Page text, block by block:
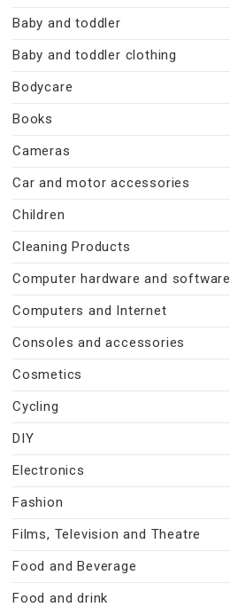
Baby and toddler
Baby and toddler clothing
Bodycare
Books
Cameras
Car and motor accessories
Children
Cleaning Products
Computer hardware and software
Computers and Internet
Consoles and accessories
Cosmetics
Cycling
DIY
Electronics
Fashion
Films, Television and Theatre
Food and Beverage
Food and drink